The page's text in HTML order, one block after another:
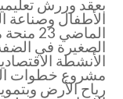
بعقد وررش
الأطفال وصناعة
الصغيرة في
الأنشطة
مشروع خطوات
رياح الأرض